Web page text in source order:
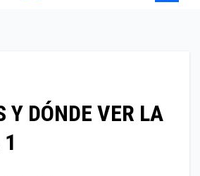
Y DÓNDE VER LA